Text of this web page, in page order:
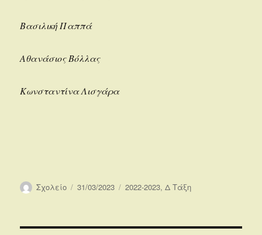
Βασιλική Παππά
Αθανάσιος Βόλλας
Κωνσταντίνα Λισγάρα
Συντάκτης
Σχολείο
Δημοσιεύτηκε
31/03/2023 Κατηγορίες
2022-2023,Δ Τάξη